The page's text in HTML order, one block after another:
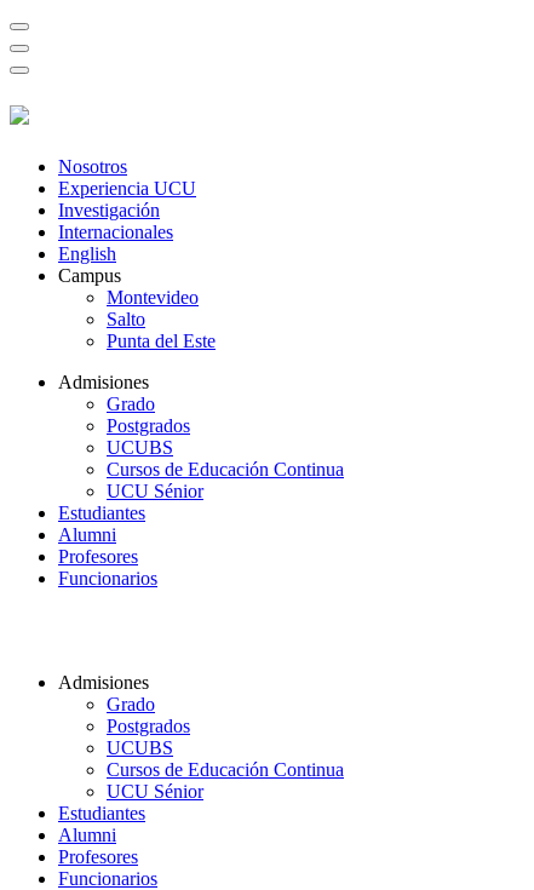
Nosotros
Experiencia UCU
Investigación
Internacionales
English
Campus
Montevideo
Salto
Punta del Este
Admisiones
Grado
Postgrados
UCUBS
Cursos de Educación Continua
UCU Sénior
Estudiantes
Alumni
Profesores
Funcionarios
Admisiones
Grado
Postgrados
UCUBS
Cursos de Educación Continua
UCU Sénior
Estudiantes
Alumni
Profesores
Funcionarios